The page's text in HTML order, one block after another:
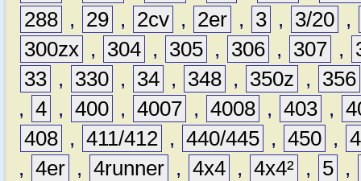
288 , 29 , 2cv , 2er , 3 , 3/20 ,
300zx , 304 , 305 , 306 , 307 ,
33 , 330 , 34 , 348 , 350z ,
356
, 4 , 400 , 4007 , 4008 , 403 ,
408 , 411/412 , 440/445 , 450 ,
, 4er , 4runner , 4x4 , 4x4² , 5 ,